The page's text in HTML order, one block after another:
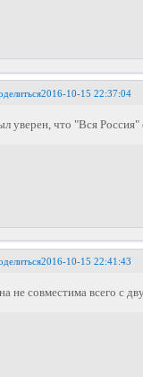
2016-10-15 22:37:04
уверен, что "Вся Россия"
2016-10-15 22:41:43
не совместима всего с